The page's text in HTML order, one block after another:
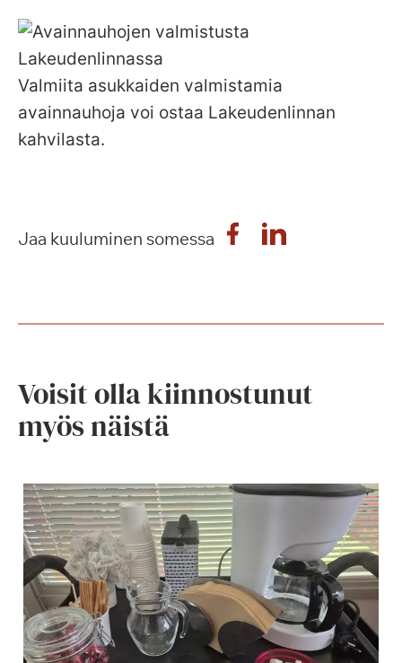
Valmiita asukkaiden valmistamia
avainnauhoja voi ostaa Lakeudenlinnan
kahvilasta.
Jaa kuuluminen somessa
Voisit olla kiinnostunut
myös näistä